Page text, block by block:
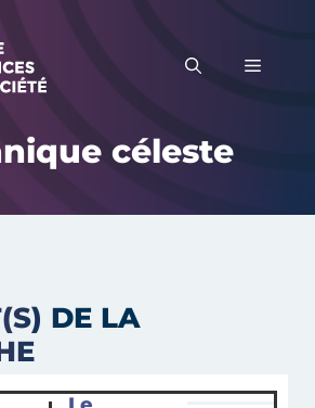
MENU
céleste
DE LA